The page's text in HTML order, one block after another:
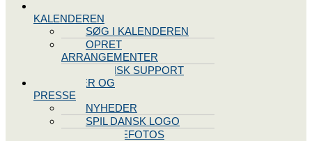
KALENDEREN
SØG I KALENDEREN
OPRET
ARRANGEMENTER
TEKNISK SUPPORT
NYHEDER OG
PRESSE
NYHEDER
SPIL DANSK LOGO
PRESSEFOTOS